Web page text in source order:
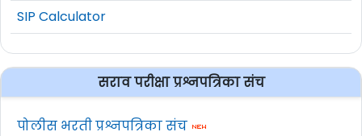
SIP Calculator
सराव परीक्षा प्रश्नपत्रिका संच
पोलीस भरती प्रश्नपत्रिका संच